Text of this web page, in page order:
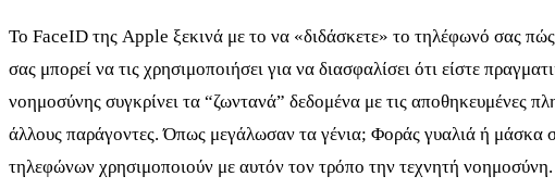
Το FaceID της Apple ξεκινά με το να «διδάσκετε» το τηλέφωνό σας
σας μπορεί να τις χρησιμοποιήσει για να διασφαλίσει ότι είστε
νοημοσύνης συγκρίνει τα “ζωντανά” δεδομένα με τις αποθηκευμένες
άλλους παράγοντες. Όπως μεγάλωσαν τα γένια; Φοράς γυαλιά ή μάσκα
τηλεφώνων χρησιμοποιούν με αυτόν τον τρόπο την τεχνητή νοημοσύνη.